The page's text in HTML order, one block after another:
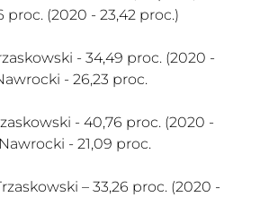
proc. (2020 - 23,42 proc.)
- 34,49 proc. (2020 -
- 26,23 proc.
- 40,76 proc. (2020 -
- 21,09 proc.
– 33,26 proc. (2020 -